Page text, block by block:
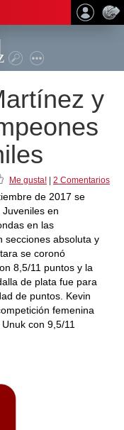
y
Me gusta! 2 Comentarios
de 2017 se
en
en las
secciones absoluta y
se coronó
8,5/11 puntos y la
de plata fue para
de puntos. Kevin
femenina
con 9,5/11